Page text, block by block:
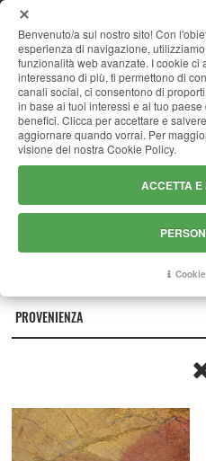
Benvenuto/a sul nostro sito! Con
esperienza di navigazione,
funzionalità web avanzate. I cookie ci
interessano di più, ti permettono di
canali social, ci consentono di
in base ai tuoi interessi e al tuo
benefici. Clicca per accettare e
aggiornare quando vorrai. Per
visione del nostra Cookie Policy.
ACCETTA E